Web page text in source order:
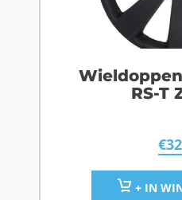
RS-T
€
+ IN